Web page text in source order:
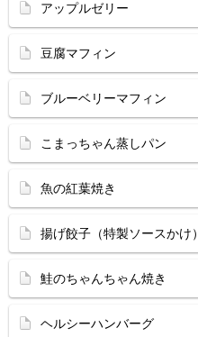
アップルゼリー
豆腐マフィン
ブルーベリーマフィン
こまっちゃん蒸しパン
魚の紅葉焼き
揚げ餃子（特製ソースかけ）
鮭のちゃんちゃん焼き
ヘルシーハンバーグ